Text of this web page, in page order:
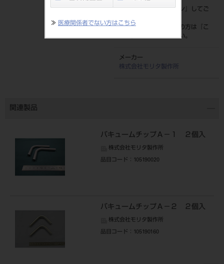
≫ 医療関係者でない方はこちら
価格の確認は『ログイン
』してご
ネット会員登録がまだの方は『
こ
ちら』より登録ください。
メーカー
株式会社モリタ製作所
関連製品
バキュームチップＡ－１ ２個入
株式会社モリタ製作所
品目コード ：105190020
バキュームチップＡ－２ ２個入
株式会社モリタ製作所
品目コード ：105190160